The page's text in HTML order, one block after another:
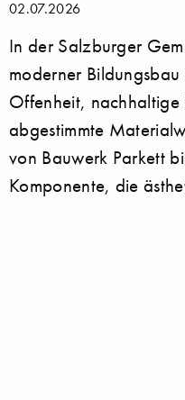
02.07.2026
In der Salzburger
moderner
Offenheit, nachhaltige
abgestimmte
von Bauwerk Parkett
Komponente, die